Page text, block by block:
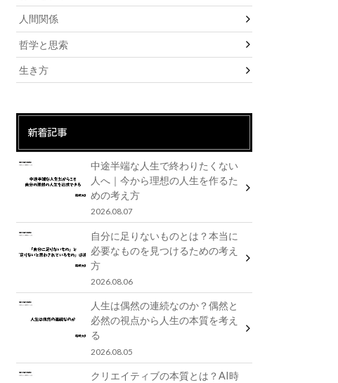
人間関係
哲学と思索
生き方
新着記事
中途半端な人生で終わりたくない
人へ｜今から理想の人生を作るた
めの考え方
2026.08.07
自分に足りないものとは？本当に
必要なものを見つけるための考え
方
2026.08.06
人生は偶然の連続なのか？偶然と
必然の視点から人生の本質を考え
る
2026.08.05
クリエイティブの本質とは？AI時